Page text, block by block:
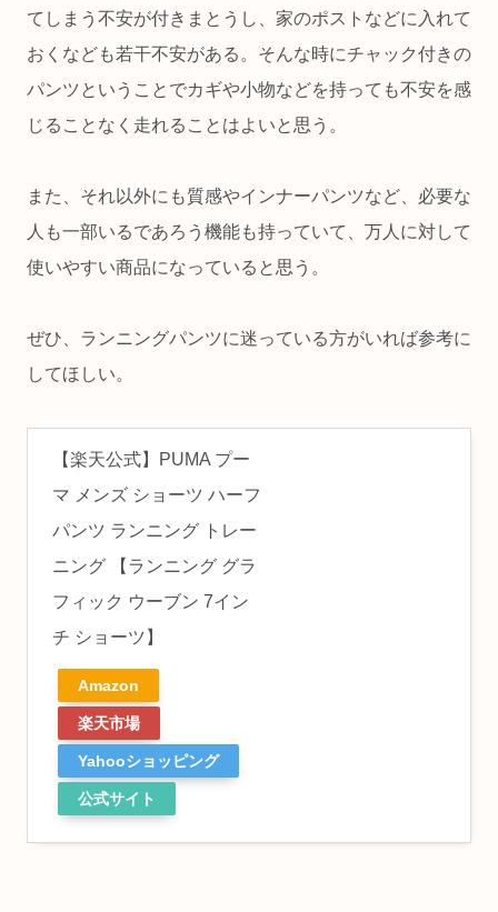
てしまう不安が付きまとうし、家のポストなどに入れて
おくなども若干不安がある。そんな時にチャック付きの
パンツということでカギや小物などを持っても不安を感
じることなく走れることはよいと思う。
また、それ以外にも質感やインナーパンツなど、必要な
人も一部いるであろう機能も持っていて、万人に対して
使いやすい商品になっていると思う。
ぜひ、ランニングパンツに迷っている方がいれば参考に
してほしい。
【楽天公式】PUMA プー
マ メンズ ショーツ ハーフ
パンツ ランニング トレー
ニング 【ランニング グラ
フィック ウーブン 7イン
チ ショーツ】
Amazon
楽天市場
Yahooショッピング
公式サイト